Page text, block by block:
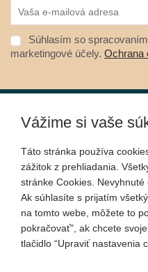
Súhlasím so
marketingové účely. Ochrana
O nákupe
Informácie
Kontakt
Vážime si vaše
Táto stránka používa
zážitok z prehliadania.
stránke Cookies. Nevyhnuté
Ak súhlasíte s prijatím
na tomto webe, môžete to
pokračovať", ak chcete
tlačidlo “Upraviť nastavenia